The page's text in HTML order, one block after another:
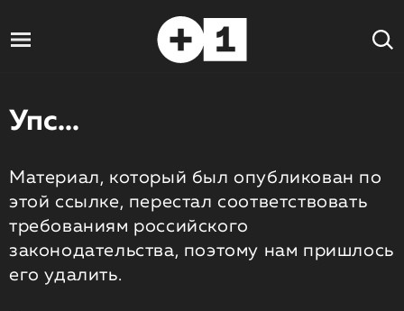
Упс...
Материал, который был опубликован по
этой ссылке, перестал соответствовать
требованиям российского
законодательства, поэтому нам пришлось
его удалить.